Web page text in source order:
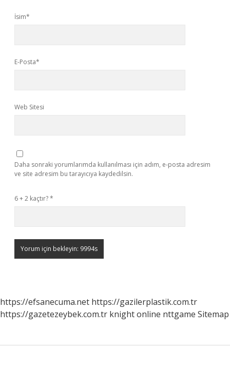
İsim*
E-Posta*
Web Sitesi
Daha sonraki yorumlarımda kullanılması için adım, e-posta adresim
ve site adresim bu tarayıcıya kaydedilsin.
6 + 2 kaçtır?*
https://efsanecuma.net https://gazilerplastik.com.tr
https://gazetezeybek.com.tr knight online nttgame Sitemap